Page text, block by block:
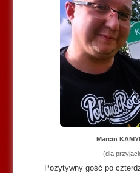
Marcin
(dla
Pozytywny gość po